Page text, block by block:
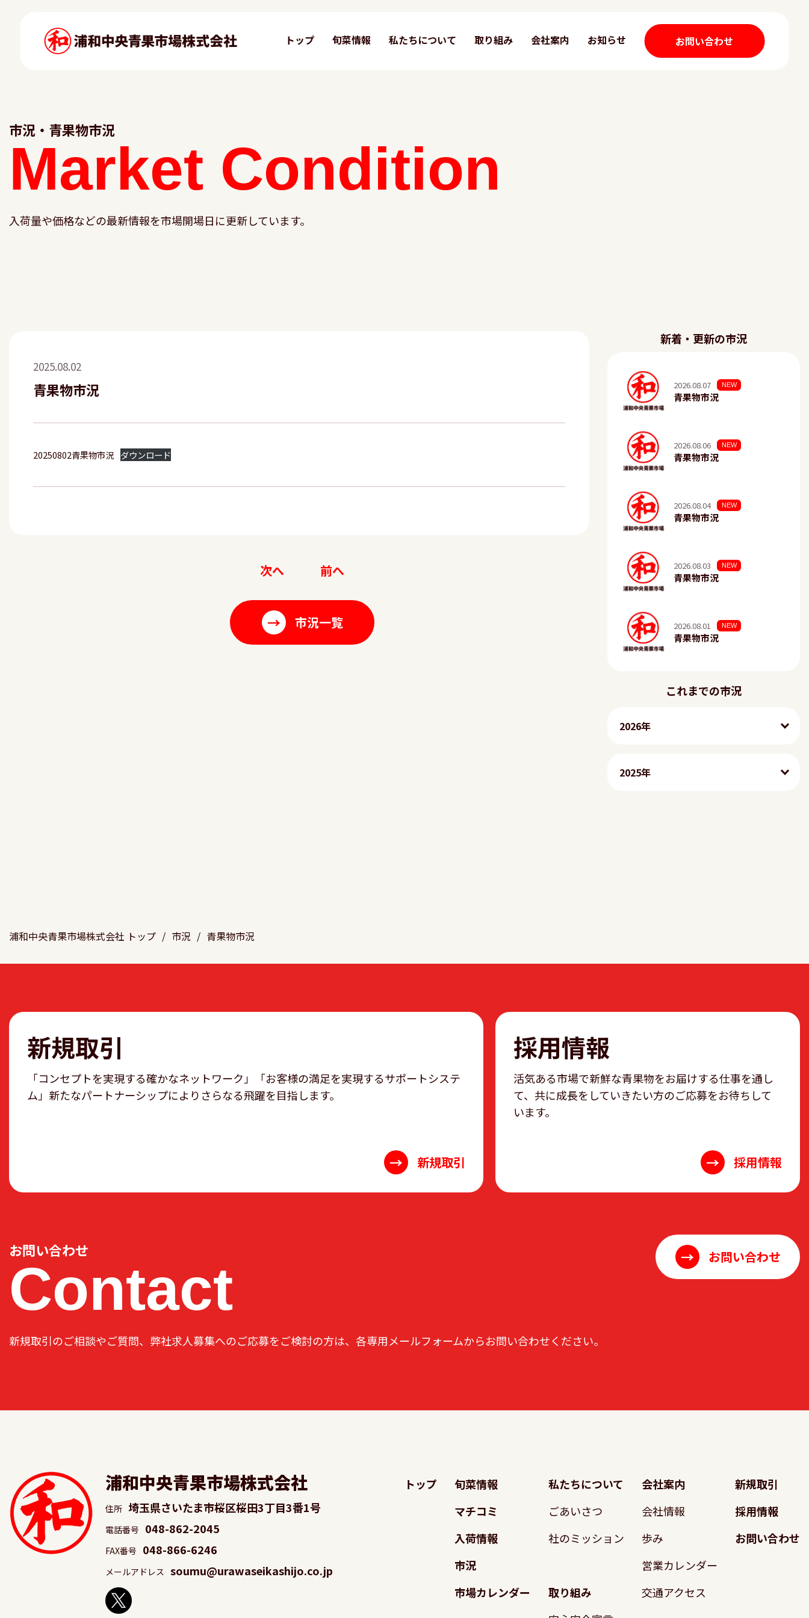
トップ 旬菜情報 私たちについて 取り組み 会社案内 お知らせ お問い合わせ
市況・青果物市況
Market Condition
入荷量や価格などの最新情報を市場開場日に更新しています。
2025.08.02
青果物市況
20250802青果物市況 ダウンロード
前へ
次へ
→ 市況一覧
新着・更新の市況
2026.08.07 NEW
青果物市況
2026.08.06 NEW
青果物市況
2026.08.04 NEW
青果物市況
2026.08.03 NEW
青果物市況
2026.08.01 NEW
青果物市況
これまでの市況
2026年
2025年
浦和中央青果市場株式会社 トップ / 市況 / 青果物市況
新規取引
「コンセプトを実現する確かなネットワーク」「お客様の満足を実現するサポートシステ
ム」新たなパートナーシップによりさらなる飛躍を目指します。
→ 新規取引
採用情報
活気ある市場で新鮮な青果物をお届けする仕事を通し
て、共に成長をしていきたい方のご応募をお待ちして
います。
→ 採用情報
お問い合わせ
Contact → お問い合わせ
新規取引のご相談やご質問、弊社求人募集へのご応募をご検討の方は、各専用メールフォームからお問い合わせください。
浦和中央青果市場株式会社
住所 埼玉県さいたま市桜区桜田3丁目3番1号
電話番号 048-862-2045
FAX番号 048-866-6246
メールアドレス soumu@urawaseikashijo.co.jp
トップ
旬菜情報
マチコミ
入荷情報
市況
市場カレンダー
私たちについて
ごあいさつ
社のミッション
取り組み
会社案内
会社情報
歩み
営業カレンダー
交通アクセス
新規取引
採用情報
お問い合わせ